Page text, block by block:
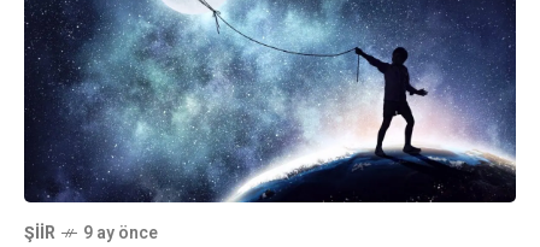
ŞIIR 9 ay önce